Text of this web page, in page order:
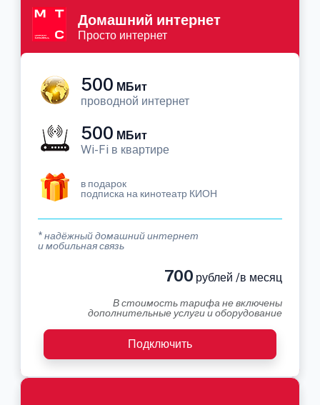
Домашний интернет
Просто интернет
500 МБит
проводной интернет
500 МБит
Wi-Fi в квартире
в подарок
подписка на кинотеатр КИОН
* надёжный домашний интернет
и мобильная связь
700 рублей /в месяц
В стоимость тарифа не включены
дополнительные услуги и оборудование
Подключить